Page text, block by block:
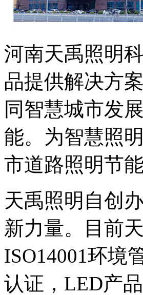
河南天禹照明
品提供解决方
同智慧城市发
能。为智慧照
市道路照明节
天禹照明自创
新力量。目前
ISO14001环境
认证，LED产